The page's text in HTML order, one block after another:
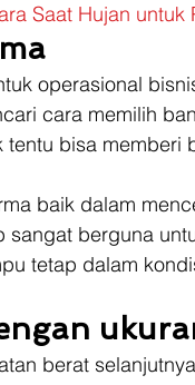
Saat Hujan untuk
operasional
cara memilih
bisa memberi
baik dalam
berguna
tetap dalam
berat